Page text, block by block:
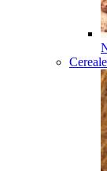
Cereale